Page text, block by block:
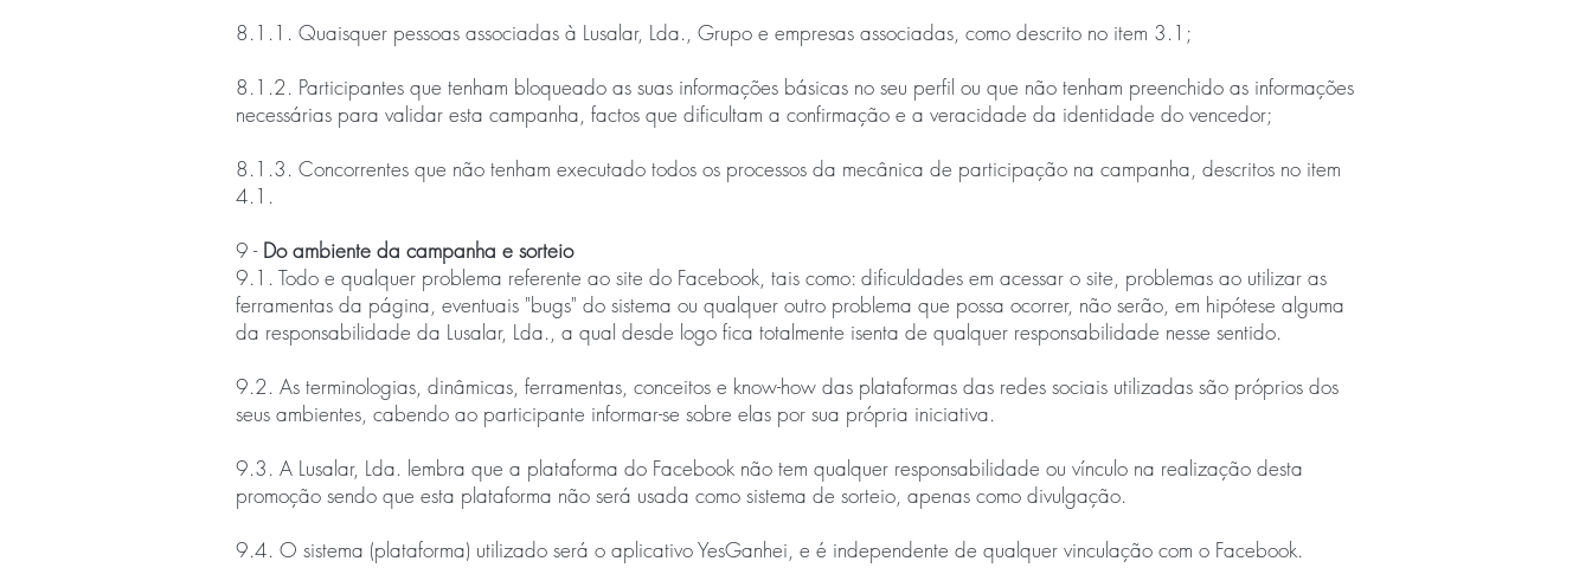
8.1.1. Quaisquer pessoas associadas à Lusalar, Lda., Grupo e empresas associadas, como descrito no item 3.1;
8.1.2. Participantes que tenham bloqueado as suas informações básicas no seu perfil ou que não tenham preenchido as informações
necessárias para validar esta campanha, factos que dificultam a confirmação e a veracidade da identidade do vencedor;
8.1.3. Concorrentes que não tenham executado todos os processos da mecânica de participação na campanha, descritos no item
4.1.
9 - Do ambiente da campanha e sorteio
9.1. Todo e qualquer problema referente ao site do Facebook, tais como: dificuldades em acessar o site, problemas ao utilizar as
ferramentas da página, eventuais "bugs" do sistema ou qualquer outro problema que possa ocorrer, não serão, em hipótese alguma
da responsabilidade da Lusalar, Lda., a qual desde logo fica totalmente isenta de qualquer responsabilidade nesse sentido.
9.2. As terminologias, dinâmicas, ferramentas, conceitos e know-how das plataformas das redes sociais utilizadas são próprios dos
seus ambientes, cabendo ao participante informar-se sobre elas por sua própria iniciativa.
9.3. A Lusalar, Lda. lembra que a plataforma do Facebook não tem qualquer responsabilidade ou vínculo na realização desta
promoção sendo que esta plataforma não será usada como sistema de sorteio, apenas como divulgação.
9.4. O sistema (plataforma) utilizado será o aplicativo YesGanhei, e é independente de qualquer vinculação com o Facebook.